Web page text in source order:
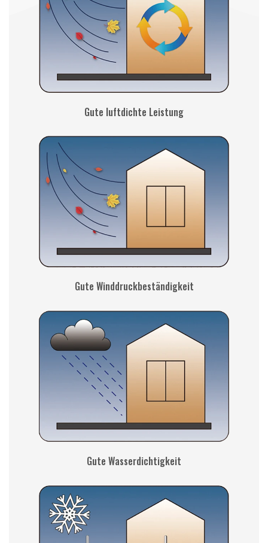
Gute luftdichte Leistung
Gute Winddruckbeständigkeit
Gute Wasserdichtigkeit